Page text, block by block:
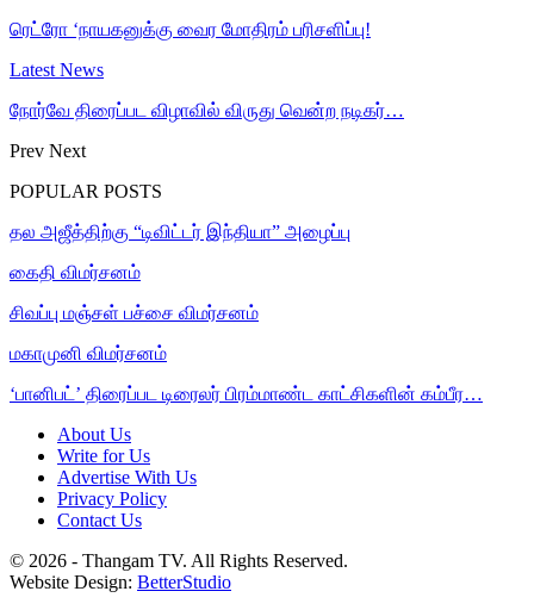
ரெட்ரோ ‘நாயகனுக்கு வைர மோதிரம் பரிசளிப்பு!
Latest News
நோர்வே திரைப்பட விழாவில் விருது வென்ற நடிகர்…
Prev Next
POPULAR POSTS
தல அஜீத்திற்கு “டிவிட்டர் இந்தியா” அழைப்பு
கைதி விமர்சனம்
சிவப்பு மஞ்சள் பச்சை விமர்சனம்
மகாமுனி விமர்சனம்
‘பானிபட்’ திரைப்பட டிரைலர் பிரம்மாண்ட காட்சிகளின் கம்பீர…
About Us
Write for Us
Advertise With Us
Privacy Policy
Contact Us
© 2026 - Thangam TV. All Rights Reserved.
Website Design: BetterStudio